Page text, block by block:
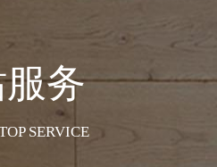
务
SERVICE